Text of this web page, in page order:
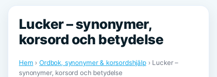
Lucker – synonymer,
korsord och betydelse
Hem ›Ordbok, synonymer & korsordshjälp› Lucker –
synonymer, korsord och betydelse